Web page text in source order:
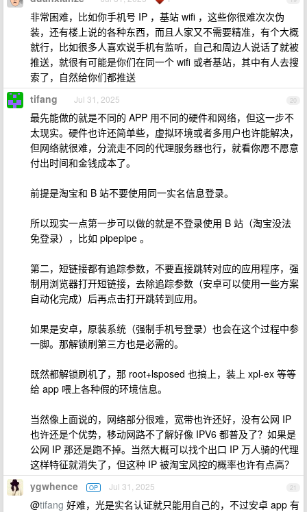
非常困难，比如你手机号 IP ，基站 wifi ，这些你很难次次伪
装，还有楼上说的各种东西，而且人家又不需要精准，有个大概
就行，比如很多人喜欢说手机有监听，自己和周边人说话了就被
推送，就很有可能是你们在同一个 wifi 或者基站，其中有人去搜
索了，自然给你们都推送
20
tifang Jul 31, 2025
最先能做的就是不同的 APP 用不同的硬件和网络，但这一步不
太现实。硬件也许还简单些，虚拟环境或者多用户也许能解决，
但网络就很难，分流走不同的代理服务器也行，就看你愿不愿意
付出时间和金钱成本了。
前提是淘宝和 B 站不要使用同一实名信息登录。
所以现实一点第一步可以做的就是不登录使用 B 站（淘宝没法
免登录），比如 pipepipe 。
第二，短链接都有追踪参数，不要直接跳转对应的应用程序，强
制用浏览器打开短链接，去除追踪参数（安卓可以使用一些方案
自动化完成）后再点击打开跳转到应用。
如果是安卓，原装系统（强制手机号登录）也会在这个过程中参
一脚。那解锁刷第三方也是必需的。
既然都解锁刷机了，那 root+lsposed 也搞上，装上 xpl-ex 等等
给 app 喂上各种假的环境信息。
当然像上面说的，网络部分很难，宽带也许还好，没有公网 IP
也许还是个优势，移动网路不了解好像 IPV6 都普及了？如果是
公网 IP 那还是跑不掉。当然大概可以找个出口 IP 万人骑的代理
这样特征就消失了，但这种 IP 被淘宝风控的概率也许有点高？
21
ygwhence OP Jul 31, 2025
@tifang 好难，光是实名认证就只能用自己的，不过安卓 app 有